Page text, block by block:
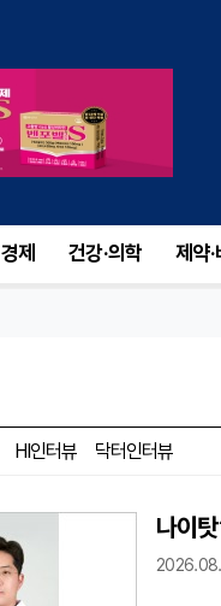
경제 건강·의학 제약
HI인터뷰 닥터인터뷰
나이